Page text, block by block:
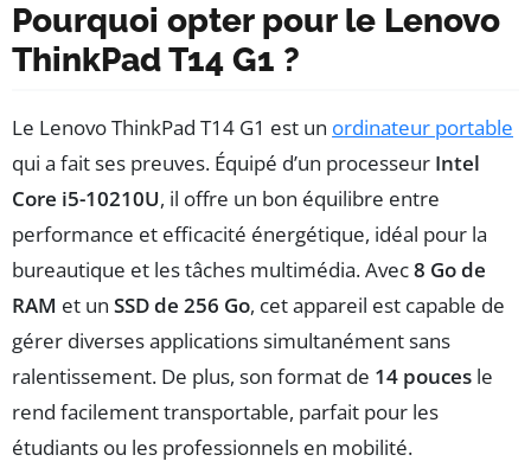
Pourquoi opter pour le Lenovo
ThinkPad T14 G1 ?
Le Lenovo ThinkPad T14 G1 est un ordinateur portable
qui a fait ses preuves. Équipé d’un processeur Intel
Core i5-10210U, il offre un bon équilibre entre
performance et efficacité énergétique, idéal pour la
bureautique et les tâches multimédia. Avec8 Go de
RAM et un SSD de 256 Go, cet appareil est capable de
gérer diverses applications simultanément sans
ralentissement. De plus, son format de 14 pouces le
rend facilement transportable, parfait pour les
étudiants ou les professionnels en mobilité.